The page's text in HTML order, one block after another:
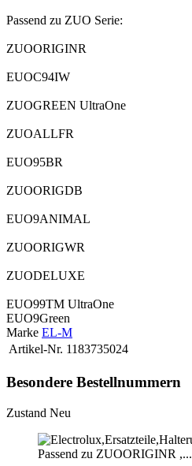
Passend zu ZUO Serie:
ZUOORIGINR
EUOC94IW
ZUOGREEN UltraOne
ZUOALLFR
EUO95BR
ZUOORIGDB
EUO9ANIMAL
ZUOORIGWR
ZUODELUXE
EUO99TM UltraOne
EUO9Green
Marke EL-M
Artikel-Nr. 1183735024
Besondere Bestellnummern
Zustand Neu
Passend zu ZUOORIGINR ,...